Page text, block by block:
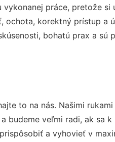
práce, pretože si
korektný prístup a
bohatú prax a sú
to na nás. Našimi
budeme veľmi radi, ak sa k
a vyhovieť v